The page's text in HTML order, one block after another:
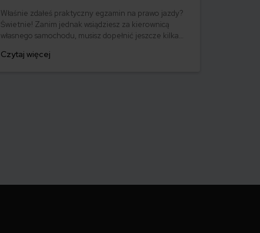
Właśnie zdałeś praktyczny egzamin na prawo jazdy?
Świetnie! Zanim jednak wsiądziesz za kierownicą
własnego samochodu, musisz dopełnić jeszcze kilka
na prawo jazdy? Poznaj praktyczne wskazówki, dzięki
Czytaj więcej